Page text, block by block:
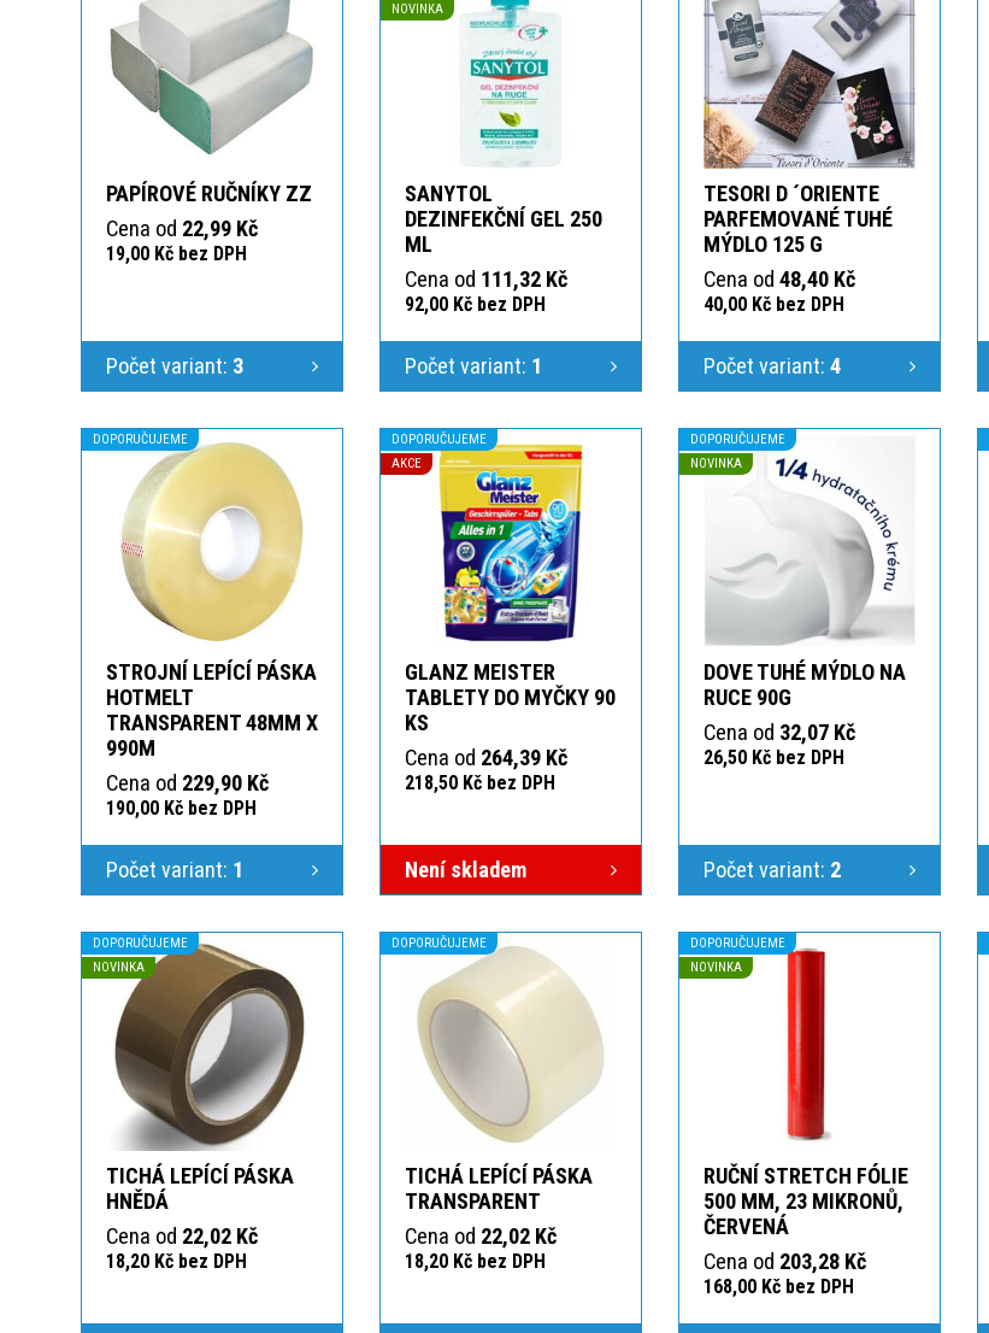
PAPÍROVÉ RUČNÍKY ZZ
Cena od 22,99 Kč
19,00 Kč bez DPH
Počet variant: 3
NOVINKA
SANYTOL
DEZINFEKČNÍ GEL 250
ML
Cena od 111,32 Kč
92,00 Kč bez DPH
Počet variant: 1
TESORI D ´ORIENTE
PARFEMOVANÉ TUHÉ
MÝDLO 125 G
Cena od 48,40 Kč
40,00 Kč bez DPH
Počet variant: 4
DOPORUČUJEME
STROJNÍ LEPÍCÍ PÁSKA
HOTMELT
TRANSPARENT 48MM X
990M
Cena od 229,90 Kč
190,00 Kč bez DPH
Počet variant: 1
DOPORUČUJEME
AKCE
GLANZ MEISTER
TABLETY DO MYČKY 90
KS
Cena od 264,39 Kč
218,50 Kč bez DPH
Není skladem
DOPORUČUJEME
NOVINKA
DOVE TUHÉ MÝDLO NA
RUCE 90G
Cena od 32,07 Kč
26,50 Kč bez DPH
Počet variant: 2
DOPORUČUJEME
NOVINKA
TICHÁ LEPÍCÍ PÁSKA
HNĚDÁ
Cena od 22,02 Kč
18,20 Kč bez DPH
DOPORUČUJEME
TICHÁ LEPÍCÍ PÁSKA
TRANSPARENT
Cena od 22,02 Kč
18,20 Kč bez DPH
DOPORUČUJEME
NOVINKA
RUČNÍ STRETCH FÓLIE
500 MM, 23 MIKRONŮ,
ČERVENÁ
Cena od 203,28 Kč
168,00 Kč bez DPH